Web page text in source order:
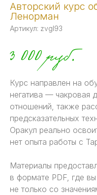
Авторский курс
Ленорман
Артикул: zvgl93
3 000 руб.
Курс направлен на
негатива — чакровая
отношений, также
предсказательных
Оракул реально
нет опыта работы с
Материалы
в формате PDF, где
не только со